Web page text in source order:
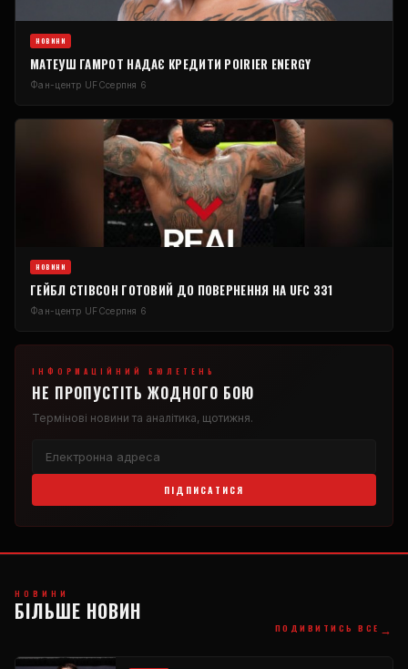
НОВИНИ
МАТЕУШ ГАМРОТ НАДАЄ КРЕДИТИ POIRIER ENERGY
Фан-центр UFCсерпня 6
НОВИНИ
ГЕЙБЛ СТІВСОН ГОТОВИЙ ДО ПОВЕРНЕННЯ НА UFC 331
Фан-центр UFCсерпня 6
ІНФОРМАЦІЙНИЙ БЮЛЕТЕНЬ
НЕ ПРОПУСТІТЬ ЖОДНОГО БОЮ
Термінові новини та аналітика, щотижня.
ПІДПИСАТИСЯ
НОВИНИ
БІЛЬШЕ НОВИН
ПОДИВИТИСЬ ВСЕ →